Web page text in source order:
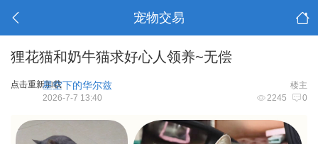
宠物交易
狸花猫和奶牛猫求好心人领养~无偿
点击重新加载 楼主
星空下的华尔兹
2245 0
2026-7-7 13:40